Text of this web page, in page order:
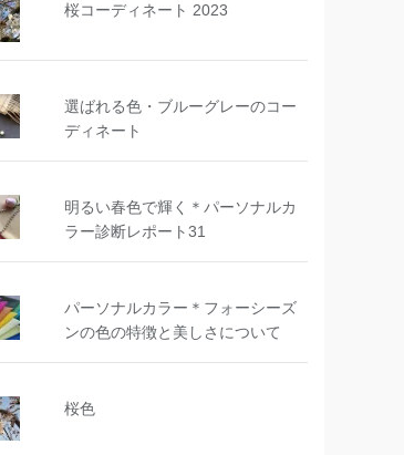
桜コーディネート 2023
選ばれる色・ブルーグレーのコー
ディネート
明るい春色で輝く＊パーソナルカ
ラー診断レポート31
パーソナルカラー＊フォーシーズ
ンの色の特徴と美しさについて
桜色